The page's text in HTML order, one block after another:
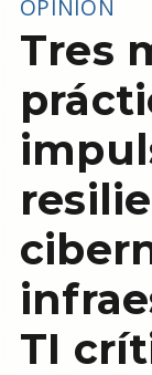
OPINIÓN
Tres
TI